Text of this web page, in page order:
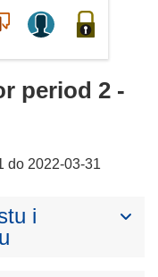
period 2 -
do 2022-03-31
i